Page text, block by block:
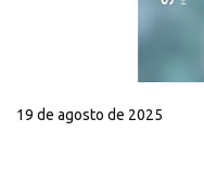
19 de agosto de 2025